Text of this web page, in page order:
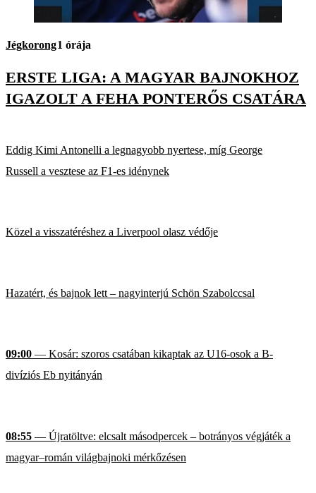
Jégkorong1 órája
ERSTE LIGA: A MAGYAR BAJNOKHOZ
IGAZOLT A FEHA PONTERŐS CSATÁRA
Eddig Kimi Antonelli a legnagyobb nyertese, míg George
Russell a vesztese az F1-es idénynek
Közel a visszatéréshez a Liverpool olasz védője
Hazatért, és bajnok lett – nagyinterjú Schön Szabolccsal
09:00 — Kosár: szoros csatában kikaptak az U16-osok a B-
divíziós Eb nyitányán
08:55 — Újratöltve: elcsalt másodpercek – botrányos végjáték a
magyar–román világbajnoki mérkőzésen